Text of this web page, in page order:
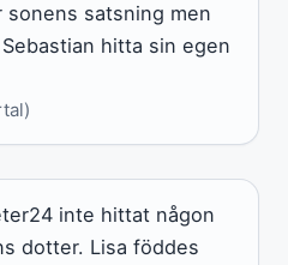
satsning men
hitta sin egen
inte hittat någon
dotter. Lisa föddes